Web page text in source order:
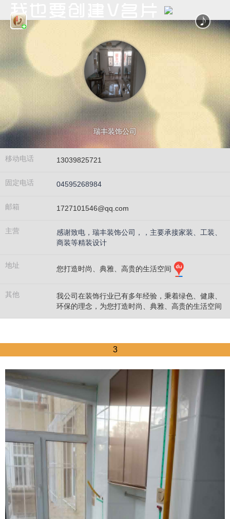
瑞丰装饰公司
移动电话 13039825721
固定电话 04595268984
邮箱 1727101546@qq.com
主营
感谢致电，瑞丰装饰公司，，主要承接家装、工装、
商装等精装设计
地址 您打造时尚、典雅、高贵的生活空间
其他
我公司在装饰行业已有多年经验，秉着绿色、健康、
环保的理念，为您打造时尚、典雅、高贵的生活空间
3